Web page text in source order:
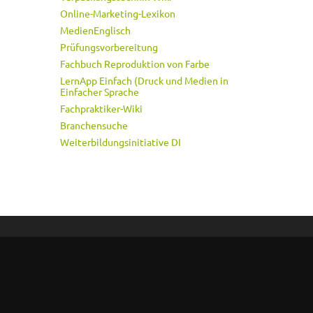
Online-Marketing-Lexikon
MedienEnglisch
Prüfungsvorbereitung
Fachbuch Reproduktion von Farbe
LernApp Einfach (Druck und Medien in
Einfacher Sprache
Fachpraktiker-Wiki
Branchensuche
Weiterbildungsinitiative DI